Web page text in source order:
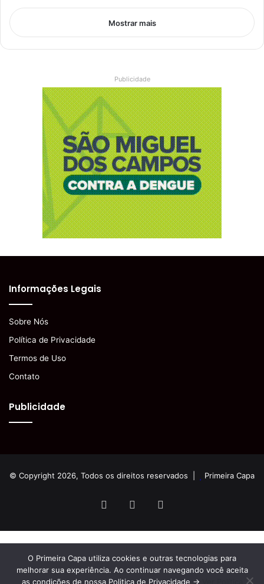
Mostrar mais
Publicidade
Informações Legais
Sobre Nós
Política de Privacidade
Termos de Uso
Contato
Publicidade
© Copyright 2026, Todos os direitos reservados | Primeira Capa
FacebookYouTube
O Primeira Capa utiliza cookies e outras tecnologias para
melhorar sua experiência. Ao continuar navegando você aceita
as condições de nossa Politica de Privacidade ->